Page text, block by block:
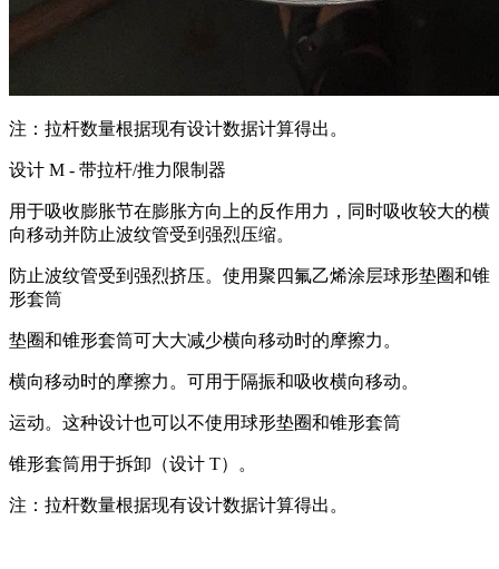
注：拉杆数量根据现有设计数据计算得出。
设计 M - 带拉杆/推力限制器
用于吸收膨胀节在膨胀方向上的反作用力，同时吸收较大的横
向移动并防止波纹管受到强烈压缩。
防止波纹管受到强烈挤压。使用聚四氟乙烯涂层球形垫圈和锥
形套筒
垫圈和锥形套筒可大大减少横向移动时的摩擦力。
横向移动时的摩擦力。可用于隔振和吸收横向移动。
运动。这种设计也可以不使用球形垫圈和锥形套筒
锥形套筒用于拆卸（设计 T）。
注：拉杆数量根据现有设计数据计算得出。